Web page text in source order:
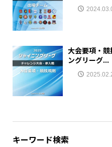
大会要項・
ングリーグ...
キーワード検索